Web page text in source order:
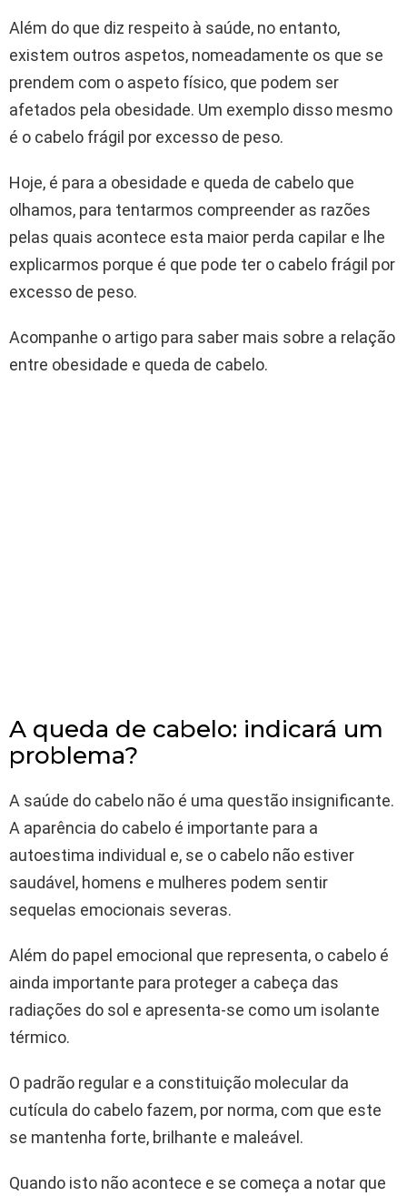
Além do que diz respeito à saúde, no entanto,
existem outros aspetos, nomeadamente os que se
prendem com o aspeto físico, que podem ser
afetados pela obesidade. Um exemplo disso mesmo
é o cabelo frágil por excesso de peso.
Hoje, é para a obesidade e queda de cabelo que
olhamos, para tentarmos compreender as razões
pelas quais acontece esta maior perda capilar e lhe
explicarmos porque é que pode ter o cabelo frágil por
excesso de peso.
Acompanhe o artigo para saber mais sobre a relação
entre obesidade e queda de cabelo.
A queda de cabelo: indicará um
problema?
A saúde do cabelo não é uma questão insignificante.
A aparência do cabelo é importante para a
autoestima individual e, se o cabelo não estiver
saudável, homens e mulheres podem sentir
sequelas emocionais severas.
Além do papel emocional que representa, o cabelo é
ainda importante para proteger a cabeça das
radiações do sol e apresenta-se como um isolante
térmico.
O padrão regular e a constituição molecular da
cutícula do cabelo fazem, por norma, com que este
se mantenha forte, brilhante e maleável.
Quando isto não acontece e se começa a notar que